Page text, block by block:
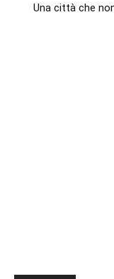
Una città che